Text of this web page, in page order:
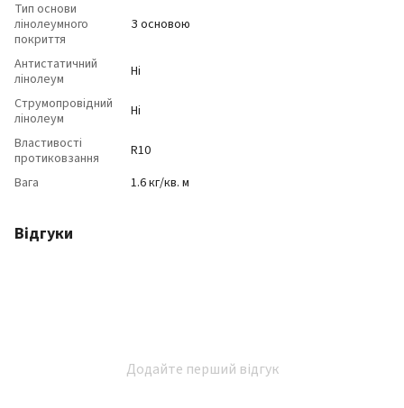
Тип основи
лінолеумного
покриття
З основою
Антистатичний
лінолеум
Ні
Струмопровідний
лінолеум
Ні
Властивості
протиковзання
R10
Вага
1.6 кг/кв. м
Відгуки
Додайте перший відгук